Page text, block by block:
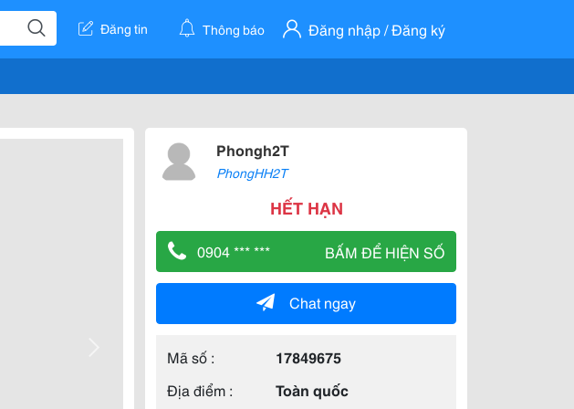
Đăng tin Thông báo Đăng nhập / Đăng ký
Phongh2T
PhongHH2T
HẾT HẠN
0904 *** *** BẤM ĐỂ HIỆN SỐ
Chat ngay
Mã số :
17849675
Địa điểm :
Toàn quốc